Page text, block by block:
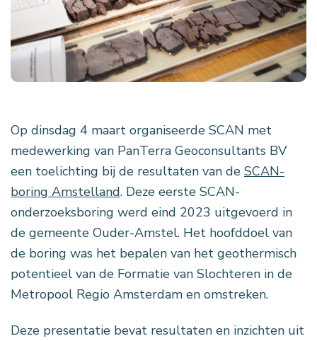
Op dinsdag 4 maart organiseerde SCAN met
medewerking van PanTerra Geoconsultants BV
een toelichting bij de resultaten van de SCAN-
boring Amstelland. Deze eerste SCAN-
onderzoeksboring werd eind 2023 uitgevoerd in
de gemeente Ouder-Amstel. Het hoofddoel van
de boring was het bepalen van het geothermisch
potentieel van de Formatie van Slochteren in de
Metropool Regio Amsterdam en omstreken.
Deze presentatie bevat resultaten en inzichten uit